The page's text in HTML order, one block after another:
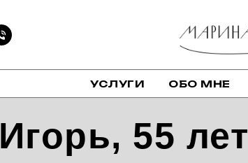
УСЛУГИ ОБО МНЕ
Игорь, 55 лет